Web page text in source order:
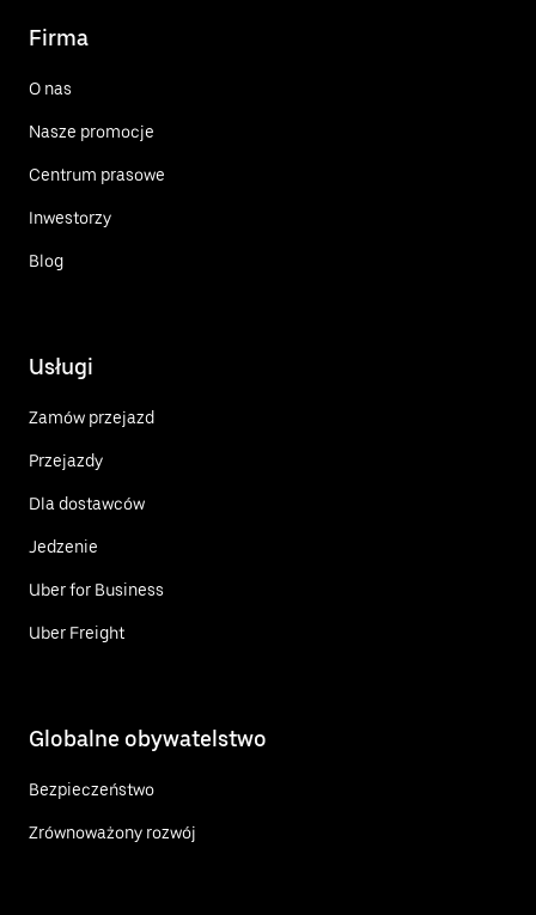
Firma
O nas
Nasze promocje
Centrum prasowe
Inwestorzy
Blog
Usługi
Zamów przejazd
Przejazdy
Dla dostawców
Jedzenie
Uber for Business
Uber Freight
Globalne obywatelstwo
Bezpieczeństwo
Zrównoważony rozwój